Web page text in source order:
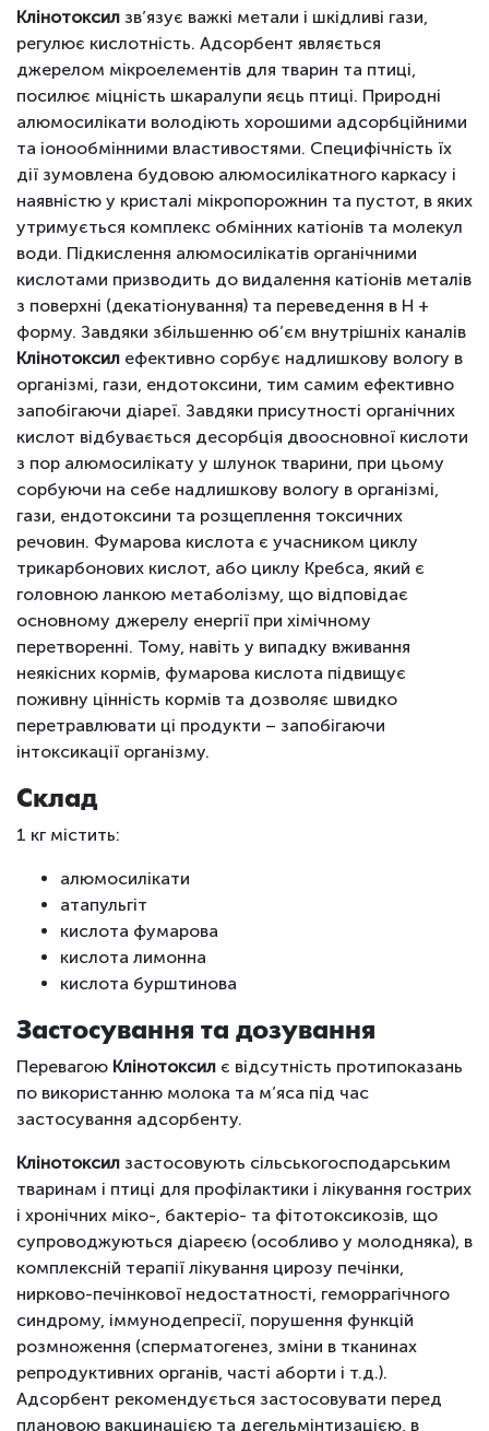
Клінотоксил зв’язує важкі метали і шкідливі гази,
регулює кислотність. Адсорбент являється
джерелом мікроелементів для тварин та птиці,
посилює міцність шкаралупи яєць птиці. Природні
алюмосилікати володіють хорошими адсорбційними
та іонообмінними властивостями. Специфічність їх
дії зумовлена будовою алюмосилікатного каркасу і
наявністю у кристалі мікропорожнин та пустот, в яких
утримується комплекс обмінних катіонів та молекул
води. Підкислення алюмосилікатів органічними
кислотами призводить до видалення катіонів металів
з поверхні (декатіонування) та переведення в Н +
форму. Завдяки збільшенню об’єм внутрішніх каналів
Клінотоксил ефективно сорбує надлишкову вологу в
організмі, гази, ендотоксини, тим самим ефективно
запобігаючи діареї. Завдяки присутності органічних
кислот відбувається десорбція двоосновної кислоти
з пор алюмосилікату у шлунок тварини, при цьому
сорбуючи на себе надлишкову вологу в організмі,
гази, ендотоксини та розщеплення токсичних
речовин. Фумарова кислота є учасником циклу
трикарбонових кислот, або циклу Кребса, який є
головною ланкою метаболізму, що відповідає
основному джерелу енергії при хімічному
перетворенні. Тому, навіть у випадку вживання
неякісних кормів, фумарова кислота підвищує
поживну цінність кормів та дозволяє швидко
перетравлювати ці продукти – запобігаючи
інтоксикації організму.
Склад
1 кг містить:
алюмосилікати
атапульгіт
кислота фумарова
кислота лимонна
кислота бурштинова
Застосування та дозування
Перевагою Клінотоксил є відсутність протипоказань
по використанню молока та м’яса під час
застосування адсорбенту.
Клінотоксил застосовують сільськогосподарським
тваринам і птиці для профілактики і лікування гострих
і хронічних міко-, бактеріо- та фітотоксикозів, що
супроводжуються діареєю (особливо у молодняка), в
комплексній терапії лікування цирозу печінки,
нирково-печінкової недостатності, геморрагічного
синдрому, іммунодепресії, порушення функцій
розмноження (сперматогенез, зміни в тканинах
репродуктивних органів, часті аборти і т.д.).
Адсорбент рекомендується застосовувати перед
плановою вакцинацією та дегельмінтизацією, в